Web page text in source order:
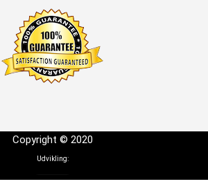
Copyright © 2020
Udvikling: